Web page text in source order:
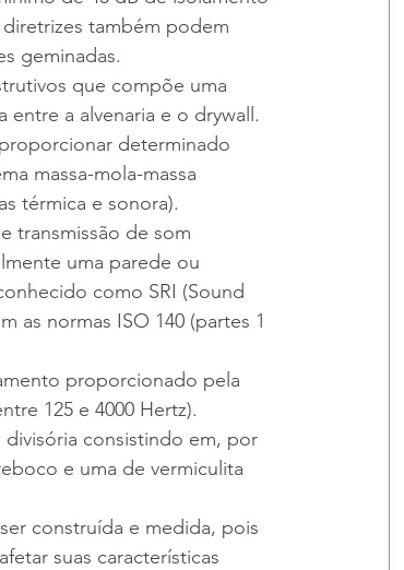
também podem
geminadas.
que compõe uma
a alvenaria e o drywall.
determinado
massa-mola-massa
térmica e sonora).
transmissão de som
uma parede ou
como SRI (Sound
as normas ISO 140 (partes 1
proporcionado pela
125 e 4000 Hertz).
consistindo em, por
e uma de vermiculita
construída e medida, pois
suas características